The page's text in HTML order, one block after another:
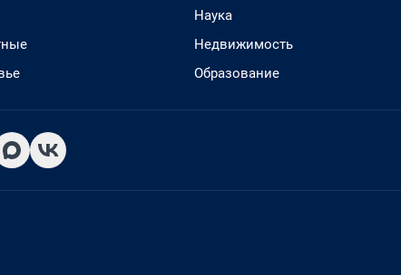
Наука
Недвижимость
Образование